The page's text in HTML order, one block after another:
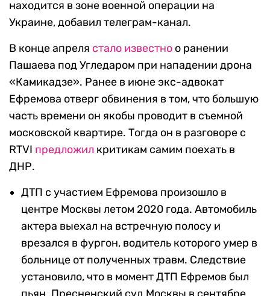
находится в зоне военной операции на
Украине, добавил телеграм-канал.
В конце апреля стало известно о ранении
Пашаева под Угледаром при нападении дрона
«Камикадзе». Ранее в июне экс-адвокат
Ефремова отверг обвинения в том, что большую
часть времени он якобы проводит в съемной
московской квартире. Тогда он в разговоре с
RTVI предложил критикам самим поехать в
ДНР.
ДТП с участием Ефремова произошло в
центре Москвы летом 2020 года. Автомобиль
актера выехал на встречную полосу и
врезался в фургон, водитель которого умер в
больнице от полученных травм. Следствие
установило, что в момент ДТП Ефремов был